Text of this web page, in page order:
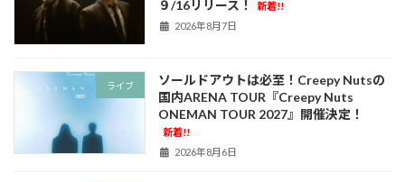
９/16リリース！
新着!!
2026年8月7日
ライブ
ソールドアウトは必至！Creepy Nutsの
国内ARENA TOUR『Creepy Nuts
ONEMAN TOUR 2027』開催決定！
新着!!
2026年8月6日